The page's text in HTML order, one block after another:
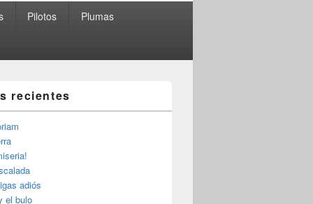
Pilotos Plumas
recientes
adiós
el bulo